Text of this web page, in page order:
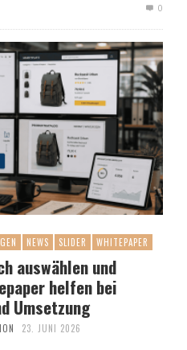
0
NEWS SLIDER WHITEPAPER
auswählen und
helfen bei
Umsetzung
23. JUNI 2026